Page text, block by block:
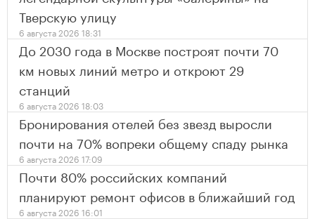
Тверскую улицу
6 августа 2026 18:31
До 2030 года в Москве построят почти 70
км новых линий метро и откроют 29
станций
6 августа 2026 18:03
Бронирования отелей без звезд выросли
почти на 70% вопреки общему спаду рынка
6 августа 2026 17:09
Почти 80% российских компаний
планируют ремонт офисов в ближайший год
6 августа 2026 16:01